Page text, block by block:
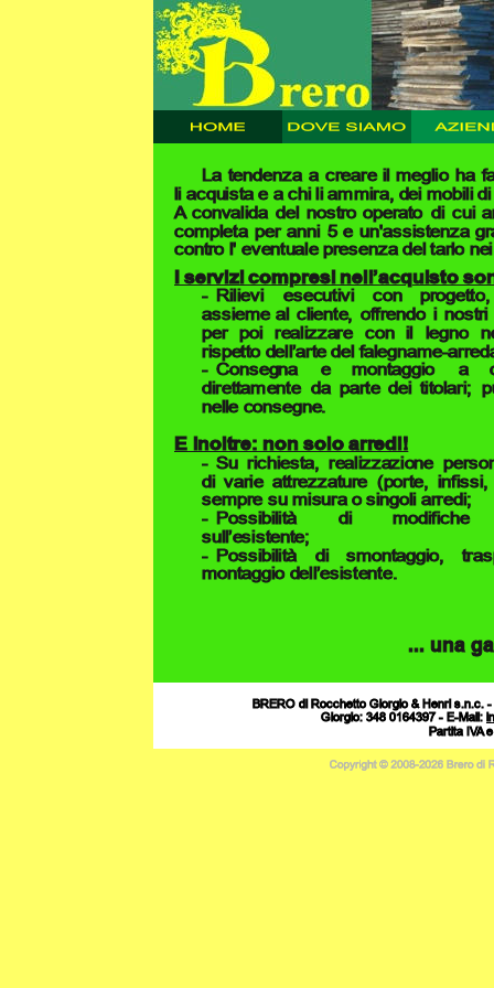
BRERO di Rocchetto Giorgio & Henri s.n.c.
Giorgio: 348 0164397 - E-Mail:
Partita IVA
La tendenza a creare il meglio ha
li acquista e a chi li ammira, dei mobili
A convalida del nostro operato di cui
completa per anni 5 e un'assistenza
contro l' eventuale presenza del tarlo
... una
I servizi compresi nell’acquisto
- Rilievi esecutivi con
progetto,
assieme al cliente, offrendo i nostri
per
poi realizzare con il legno
rispetto dell’arte del falegname-
- Consegna e montaggio a
direttamente da parte dei titolari;
nelle consegne.
E inoltre: non solo arredi!
- Su richiesta, realizzazione
di varie attrezzature (porte, infissi,
sempre su misura o singoli arredi;
- Possibilità di
modifiche
sull’esistente;
- Possibilità di smontaggio,
montaggio dell’esistente.